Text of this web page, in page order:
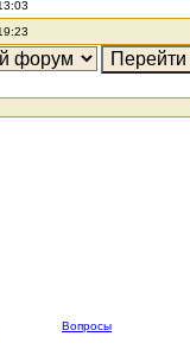
Вопросы